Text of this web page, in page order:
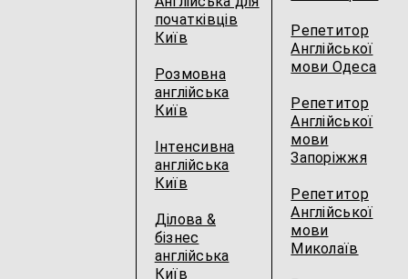
початківців
Київ
Розмовна
англійська
Київ
Інтенсивна
англійська
Київ
Ділова &
бізнес
англійська
Київ
Репетитор
Англійської
мови Одеса
Репетитор
Англійської
мови
Запоріжжя
Репетитор
Англійської
мови
Миколаїв